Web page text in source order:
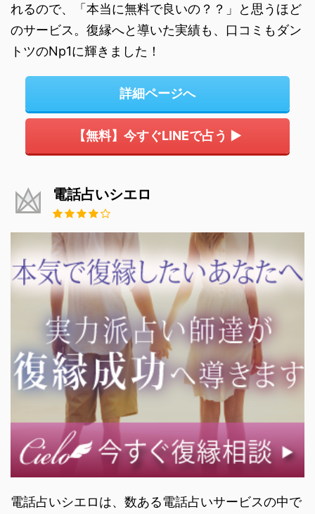
れるので、「本当に無料で良いの？？」と思うほど
のサービス。復縁へと導いた実績も、口コミもダン
トツのNp1に輝きました！
詳細ページへ
【無料】今すぐLINEで占う ▶
電話占いシエロ
電話占いシエロは、数ある電話占いサービスの中で